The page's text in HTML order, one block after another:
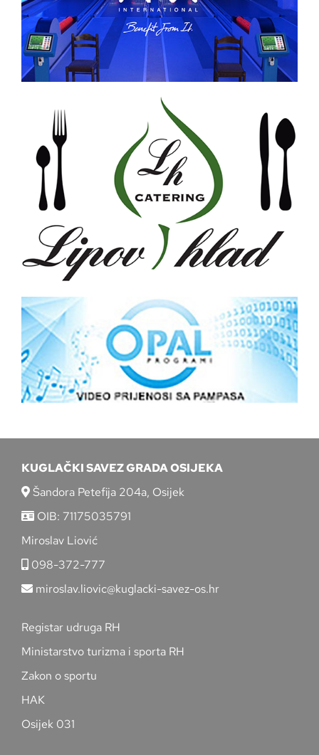
KUGLAČKI SAVEZ GRADA OSIJEKA
Šandora Petefija 204a, Osijek
OIB: 71175035791
Miroslav Liović
098-372-777
miroslav.liovic@kuglacki-savez-os.hr
Registar udruga RH
Ministarstvo turizma i sporta RH
Zakon o sportu
HAK
Osijek 031